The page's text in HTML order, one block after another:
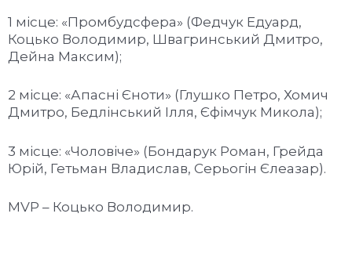
1 місце: «Промбудсфера» (Федчук Едуард,
Коцько Володимир, Швагринський Дмитро,
Дейна Максим);
2 місце: «Апасні Єноти» (Глушко Петро, Хомич
Дмитро, Бедлінський Ілля, Єфімчук Микола);
3 місце: «Чоловіче» (Бондарук Роман, Грейда
Юрій, Гетьман Владислав, Серьогін Єлеазар).
MVP – Коцько Володимир.